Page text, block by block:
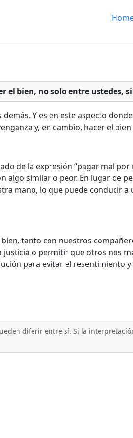
el bien, no solo entre ustedes,
Y es en este aspecto
y, en cambio, hacer el bien
de la expresión “pagar mal por
algo similar o peor. En lugar de
mano, lo que puede conducir a
tanto con nuestros
justicia o permitir que otros nos
para evitar el resentimiento
diferir entre sí. Si la